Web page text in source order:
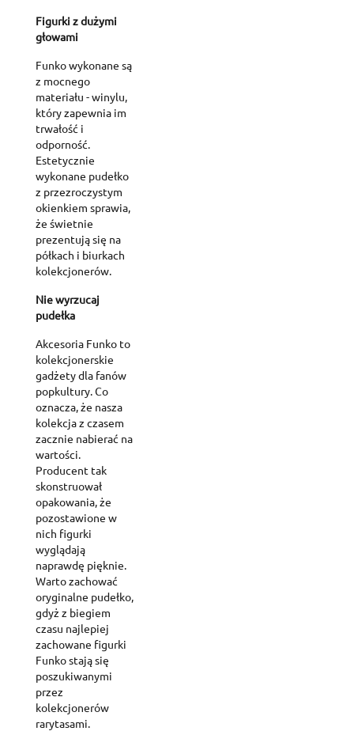
Figurki z dużymi
głowami
Funko wykonane są
z mocnego
materiału - winylu,
który zapewnia im
trwałość i
odporność.
Estetycznie
wykonane pudełko
z przezroczystym
okienkiem sprawia,
że świetnie
prezentują się na
półkach i biurkach
kolekcjonerów.
Nie wyrzucaj
pudełka
Akcesoria Funko to
kolekcjonerskie
gadżety dla fanów
popkultury. Co
oznacza, że nasza
kolekcja z czasem
zacznie nabierać na
wartości.
Producent tak
skonstruował
opakowania, że
pozostawione w
nich figurki
wyglądają
naprawdę pięknie.
Warto zachować
oryginalne pudełko,
gdyż z biegiem
czasu najlepiej
zachowane figurki
Funko stają się
poszukiwanymi
przez
kolekcjonerów
rarytasami.